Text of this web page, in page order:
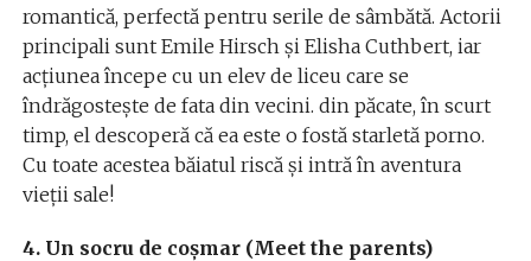
romantică, perfectă pentru serile de sâmbătă. Actorii
principali sunt Emile Hirsch şi Elisha Cuthbert, iar
acţiunea începe cu un elev de liceu care se
îndrăgosteşte de fata din vecini. din păcate, în scurt
timp, el descoperă că ea este o fostă starletă porno.
Cu toate acestea băiatul riscă şi intră în aventura
vieţii sale!
4. Un socru de coşmar (Meet the parents)